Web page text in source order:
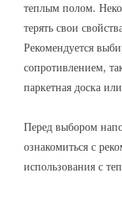
теплым полом.
терять свои
Рекомендуется
сопротивлением,
паркетная доска
Перед выбором
ознакомиться с
использования с